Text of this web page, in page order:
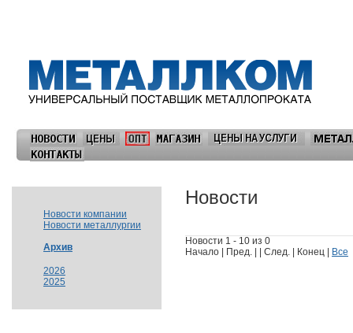
Новости компании
Новости металлургии
Архив
2026
2025
Новости
Новости 1 - 10 из 0
Начало | Пред. | | След. | Конец |
Все